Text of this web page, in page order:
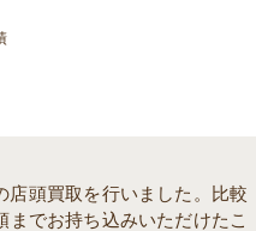
店頭買取を行いました。比較
でお持ち込みいただけたこ